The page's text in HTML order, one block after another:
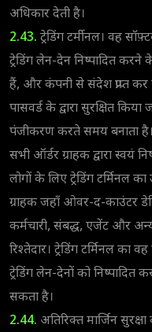
अधिकार देती है।
2.43. ट्रेडिंग टर्मीनल। वह
ट्रेडिंग लेन-देन निष्पादित
हैं, और कंपनी से संदेश प्राप्त कर
पासवर्ड के द्वारा सुरक्षित
पंजीकरण करते समय बनाता है।
सभी ऑर्डर ग्राहक द्वारा स्वयं
लोगों के लिए ट्रेडिंग टर्मिनल
ग्राहक जहाँ ओवर-द-काउंटर
कर्मचारी, संबद्ध, एजेंट और अन्य
रिश्तेदार। ट्रेडिंग टर्मिनल का
ट्रेडिंग लेन-देनों को निष्पादित
सकता है।
2.44. अतिरिक्त मार्जिन